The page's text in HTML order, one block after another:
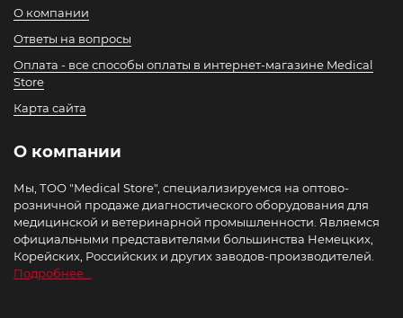
О компании
Ответы на вопросы
Оплата - все способы оплаты в интернет-магазине Medical
Store
Карта сайта
О компании
Мы, ТОО "Medical Store", специализируемся на оптово-
розничной продаже диагностического оборудования для
медицинской и ветеринарной промышленности. Являемся
официальными представителями большинства Немецких,
Корейских, Российских и других заводов-производителей.
Подробнее...